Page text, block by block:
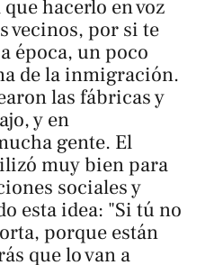
hacerlo en voz
vecinos, por si te
época, un poco
de la inmigración.
las fábricas y
y en
gente. El
muy bien para
sociales y
esta idea: "Si tú no
porque están
que lo van a